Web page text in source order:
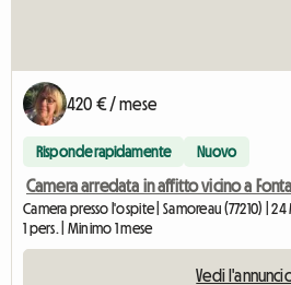
420 € / mese
Risponde rapidamente Nuovo
Camera arredata in affitto vicino a
Camera presso l'ospite | Samoreau (77210) | 24
1 pers. | Minimo 1 mese
Vedi